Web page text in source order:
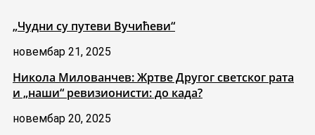
„Чудни су путеви Вучићеви“
новембар 21, 2025
Никола Милованчев: Жртве Другог светског рата
и „наши“ ревизионисти: до када?
новембар 20, 2025